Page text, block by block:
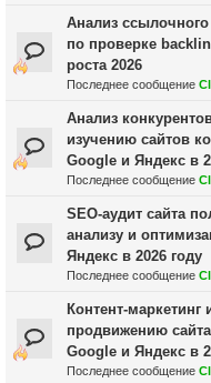
Анализ
по проверке
роста 2026
Последнее сообщение
Анализ
изучению сайтов
Google и Яндекс в
Последнее сообщение
SEO-аудит сайта
анализу и
Яндекс в 2026 году
Последнее сообщение
Контент-
продвижению
Google и Яндекс в
Последнее сообщение